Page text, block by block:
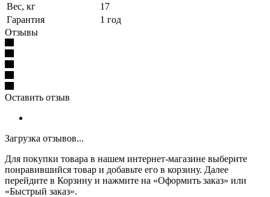
Вес, кг
17
Гарантия
1 год
Отзывы
Оставить отзыв
Загрузка отзывов...
Для покупки товара в нашем интернет-магазине выберите
понравившийся товар и добавьте его в корзину. Далее
перейдите в Корзину и нажмите на «Оформить заказ» или
«Быстрый заказ».